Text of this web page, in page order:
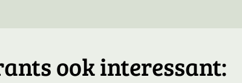
ook interessant: